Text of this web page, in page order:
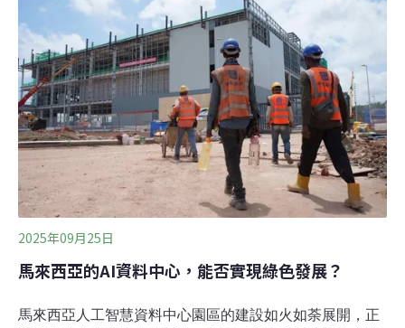
公海佔全球海洋面積2/3、不受任何國家管轄。現時超過60
個國家已完成條約的國內核准程序（即各國正式同意接受
條約約束），達到生效所要求的門檻。條約將於明年1月
17日正式生效。倡議人士原本希望，60國核准的門檻能在
今年6月於尼斯舉行的聯合國海洋大會上達成。雖然未能
如願，但是會議期間多國相繼完成國內核准程序，使核准
國數量達到了50個。 60國的門檻最終於9月19日達成。 由
40多個非政府組織組成的保
2025年09月25日
馬來西亞的AI資料中心，能否實現綠色發展？
馬來西亞人工智慧資料中心園區的建設如火如荼展開，正